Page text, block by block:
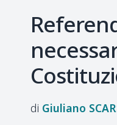
Giuliano